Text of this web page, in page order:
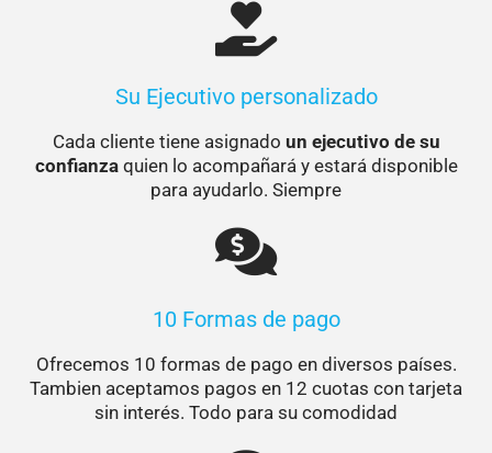
Su Ejecutivo personalizado
Cada cliente tiene asignado un ejecutivo de su
confianzaquien lo acompañará y estará disponible
para ayudarlo. Siempre
10 Formas de pago
Ofrecemos 10 formas de pago en diversos países.
Tambien aceptamos pagos en 12 cuotas con tarjeta
sin interés. Todo para su comodidad